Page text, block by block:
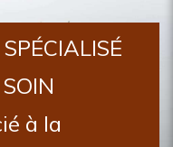
à la